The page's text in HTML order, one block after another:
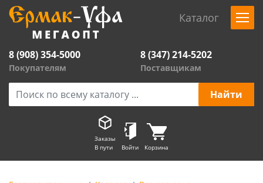
Каталог
8 (908) 354-5000
Покупателям
8 (347) 214-5202
Поставщикам
Заказы
В пути
Войти Корзина